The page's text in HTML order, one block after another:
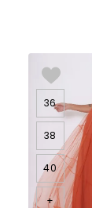
36
38
40
+